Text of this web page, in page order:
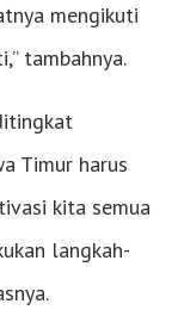
mengikuti
tambahnya.
Timur harus
kita semua
langkah-